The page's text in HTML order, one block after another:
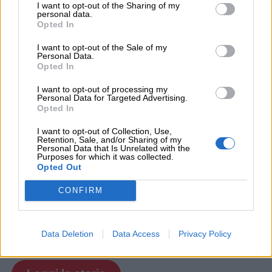
If you wish to opt-out of the sale, sharing to third parties, or
section to confirm your selection. Please note that after your
interest-based ads based on personal information utilized by
I want to opt-out of the Sharing of my
personal data.
Opted In
I want to opt-out of the Sale of my
Personal Data.
Opted In
I want to opt-out of processing my
Personal Data for Targeted Advertising.
Opted In
I want to opt-out of Collection, Use,
Retention, Sale, and/or Sharing of my
Personal Data that Is Unrelated with the
Purposes for which it was collected.
Opted Out
CONFIRM
Data Deletion Data Access Privacy Policy
Cuorfolletto e le uova di cioccolato